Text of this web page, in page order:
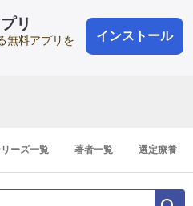
リ
無料アプリを
インストール
会員登録
登録1分
ーズ一覧 著者一覧 選定療養